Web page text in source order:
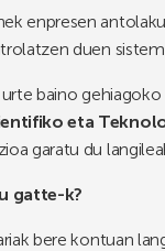
enpresen
duen
baino
eta
garatu du
gatte-k?
bere kontuan